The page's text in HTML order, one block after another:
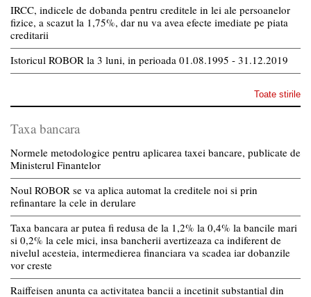
IRCC, indicele de dobanda pentru creditele in lei ale persoanelor
fizice, a scazut la 1,75%, dar nu va avea efecte imediate pe piata
creditarii
Istoricul ROBOR la 3 luni, in perioada 01.08.1995 - 31.12.2019
Toate stirile
Taxa bancara
Normele metodologice pentru aplicarea taxei bancare, publicate de
Ministerul Finantelor
Noul ROBOR se va aplica automat la creditele noi si prin
refinantare la cele in derulare
Taxa bancara ar putea fi redusa de la 1,2% la 0,4% la bancile mari
si 0,2% la cele mici, insa bancherii avertizeaza ca indiferent de
nivelul acesteia, intermedierea financiara va scadea iar dobanzile
vor creste
Raiffeisen anunta ca activitatea bancii a incetinit substantial din